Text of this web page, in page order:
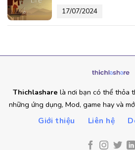
17/07/2024
Thichlashare là nơi bạn có thể thỏa
những ứng dụng, Mod, game hay và
Giới thiệu Liên hệ